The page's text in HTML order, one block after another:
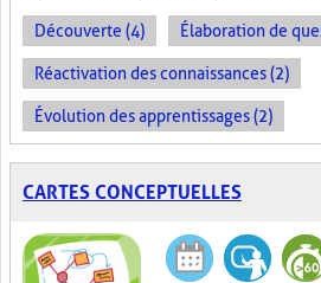
Découverte (4) Élaboration de
Réactivation des connaissances (2)
Évolution des apprentissages (2)
CARTES CONCEPTUELLES